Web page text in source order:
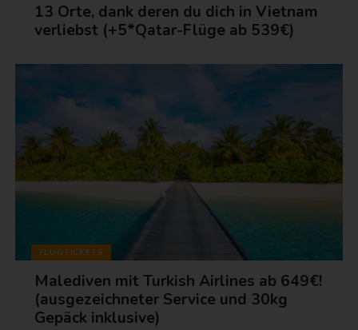
13 Orte, dank deren du dich in Vietnam
verliebst (+5*Qatar-Flüge ab 539€)
FLUGTICKETS
Malediven mit Turkish Airlines ab 649€!
(ausgezeichneter Service und 30kg
Gepäck inklusive)